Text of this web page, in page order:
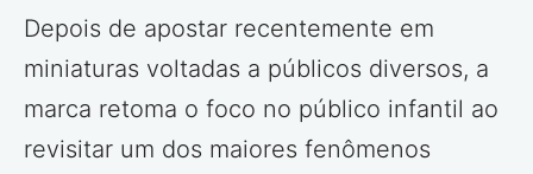
Depois de apostar recentemente em
miniaturas voltadas a públicos diversos, a
marca retoma o foco no público infantil ao
revisitar um dos maiores fenômenos